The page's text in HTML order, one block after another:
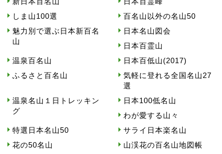
しま山100選
百名山以外の名山50
魅力別で選ぶ日本新百名
山
日本名山図会
日本百霊山
温泉百名山
日本百低山(2017)
ふるさと百名山
気軽に登れる全国名山27
選
温泉名山１日トレッキン
グ
日本100低名山
わが愛する山々
特選日本名山50
サライ日本楽名山
花の50名山
山渓花の百名山地図帳